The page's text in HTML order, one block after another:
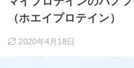
（ホエイプロテイン）
2020年4月18日